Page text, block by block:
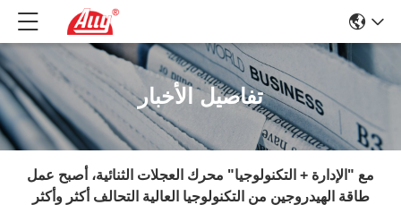
تفاصيل الأخبار
مع "الإدارة + التكنولوجيا" محرك العجلات الثنائية، أصبح عمل
طاقة الهيدروجين من التكنولوجيا العالية التحالف أكثر وأكثر